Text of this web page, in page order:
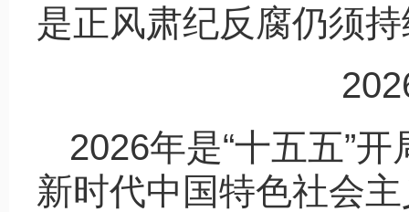
是正风肃纪反腐仍须
2026年是“十五五”
新时代中国特色社会